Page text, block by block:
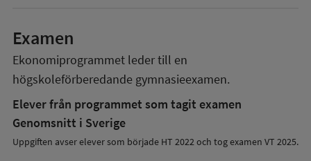
Examen
Ekonomiprogrammet leder till en
högskoleförberedande gymnasieexamen.
Elever från programmet som tagit examen
Genomsnitt i Sverige
Uppgiften avser elever som började HT 2022 och tog examen VT 2025.